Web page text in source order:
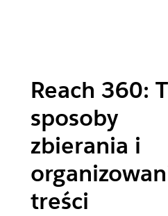
Reach 360:
sposoby
zbierania i
treści